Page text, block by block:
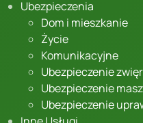
Ubezpieczenia
Dom i mieszkanie
Życie
Komunikacyjne
Ubezpieczenie
Ubezpieczenie
Ubezpieczenie